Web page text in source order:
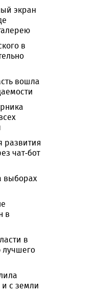
экран
в
вошла
развития
чат-бот
выборах
в
в
лучшего
и с земли